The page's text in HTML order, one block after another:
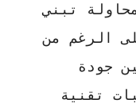
تبني
الرغم من
جودة
تقنية